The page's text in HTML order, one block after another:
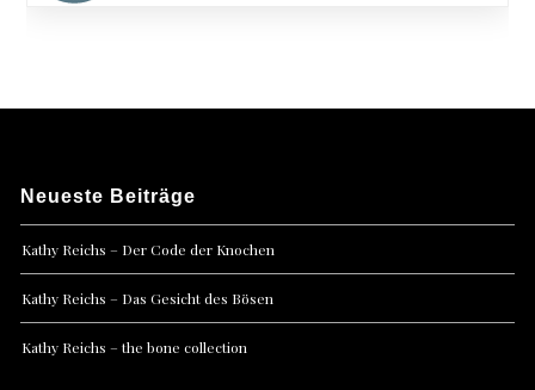
Neueste Beiträge
Kathy Reichs – Der Code der Knochen
Kathy Reichs – Das Gesicht des Bösen
Kathy Reichs – the bone collection